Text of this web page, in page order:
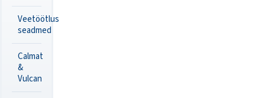
Veetöötlus
seadmed
Calmat
&
Vulcan